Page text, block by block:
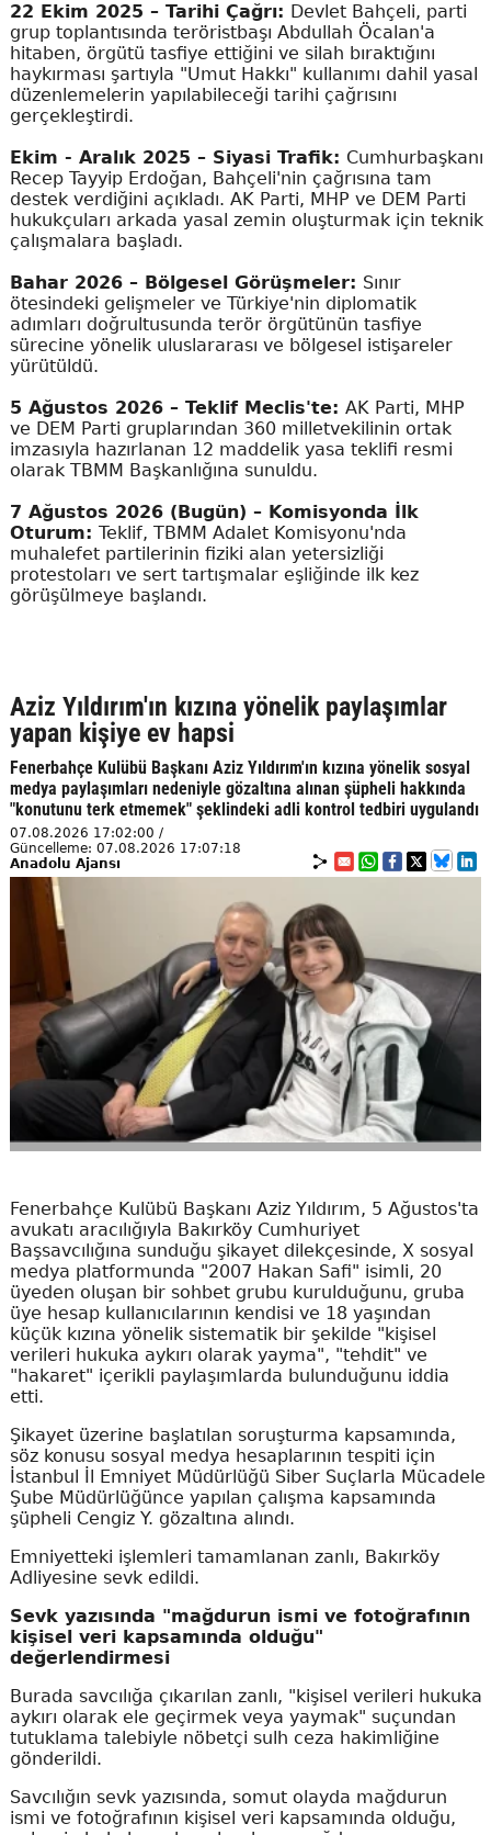
22 Ekim 2025 – Tarihi Çağrı: Devlet Bahçeli, parti
grup toplantısında teröristbaşı Abdullah Öcalan'a
hitaben, örgütü tasfiye ettiğini ve silah bıraktığını
haykırması şartıyla "Umut Hakkı" kullanımı dahil yasal
düzenlemelerin yapılabileceği tarihi çağrısını
gerçekleştirdi.
Ekim - Aralık 2025 – Siyasi Trafik: Cumhurbaşkanı
Recep Tayyip Erdoğan, Bahçeli'nin çağrısına tam
destek verdiğini açıkladı. AK Parti, MHP ve DEM Parti
hukukçuları arkada yasal zemin oluşturmak için teknik
çalışmalara başladı.
Bahar 2026 – Bölgesel Görüşmeler: Sınır
ötesindeki gelişmeler ve Türkiye'nin diplomatik
adımları doğrultusunda terör örgütünün tasfiye
sürecine yönelik uluslararası ve bölgesel istişareler
yürütüldü.
5 Ağustos 2026 – Teklif Meclis'te: AK Parti, MHP
ve DEM Parti gruplarından 360 milletvekilinin ortak
imzasıyla hazırlanan 12 maddelik yasa teklifi resmi
olarak TBMM Başkanlığına sunuldu.
7 Ağustos 2026 (Bugün) – Komisyonda İlk
Oturum: Teklif, TBMM Adalet Komisyonu'nda
muhalefet partilerinin fiziki alan yetersizliği
protestoları ve sert tartışmalar eşliğinde ilk kez
görüşülmeye başlandı.
Aziz Yıldırım'ın kızına yönelik paylaşımlar
yapan kişiye ev hapsi
Fenerbahçe Kulübü Başkanı Aziz Yıldırım'ın kızına yönelik sosyal
medya paylaşımları nedeniyle gözaltına alınan şüpheli hakkında
"konutunu terk etmemek" şeklindeki adli kontrol tedbiri uygulandı
07.08.2026 17:02:00 /
Güncelleme: 07.08.2026 17:07:18
Anadolu Ajansı
Fenerbahçe Kulübü Başkanı Aziz Yıldırım, 5 Ağustos'ta
avukatı aracılığıyla Bakırköy Cumhuriyet
Başsavcılığına sunduğu şikayet dilekçesinde, X sosyal
medya platformunda "2007 Hakan Safi" isimli, 20
üyeden oluşan bir sohbet grubu kurulduğunu, gruba
üye hesap kullanıcılarının kendisi ve 18 yaşından
küçük kızına yönelik sistematik bir şekilde "kişisel
verileri hukuka aykırı olarak yayma", "tehdit" ve
"hakaret" içerikli paylaşımlarda bulunduğunu iddia
etti.
Şikayet üzerine başlatılan soruşturma kapsamında,
söz konusu sosyal medya hesaplarının tespiti için
İstanbul İl Emniyet Müdürlüğü Siber Suçlarla Mücadele
Şube Müdürlüğünce yapılan çalışma kapsamında
şüpheli Cengiz Y. gözaltına alındı.
Emniyetteki işlemleri tamamlanan zanlı, Bakırköy
Adliyesine sevk edildi.
Sevk yazısında "mağdurun ismi ve fotoğrafının
kişisel veri kapsamında olduğu"
değerlendirmesi
Burada savcılığa çıkarılan zanlı, "kişisel verileri hukuka
aykırı olarak ele geçirmek veya yaymak" suçundan
tutuklama talebiyle nöbetçi sulh ceza hakimliğine
gönderildi.
Savcılığın sevk yazısında, somut olayda mağdurun
ismi ve fotoğrafının kişisel veri kapsamında olduğu,